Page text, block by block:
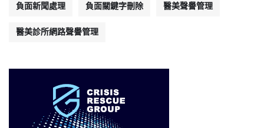
負面新聞處理 負面關鍵字刪除 醫美聲譽管理
醫美診所網路聲譽管理